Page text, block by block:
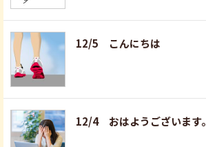
12/5 こんにちは
12/4 おはようございます。